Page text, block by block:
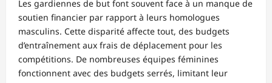
Les gardiennes de but font souvent face à un manque de
soutien financier par rapport à leurs homologues
masculins. Cette disparité affecte tout, des budgets
d’entraînement aux frais de déplacement pour les
compétitions. De nombreuses équipes féminines
fonctionnent avec des budgets serrés, limitant leur